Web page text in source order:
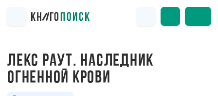
ЛЕКС РАУТ. НАСЛЕДНИК
ОГНЕННОЙ КРОВИ